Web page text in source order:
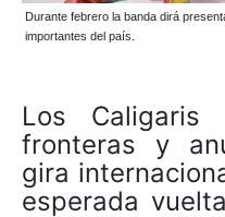
Durante febrero la banda dirá
importantes del país.
Los Caligaris
fronteras y
gira
esperada